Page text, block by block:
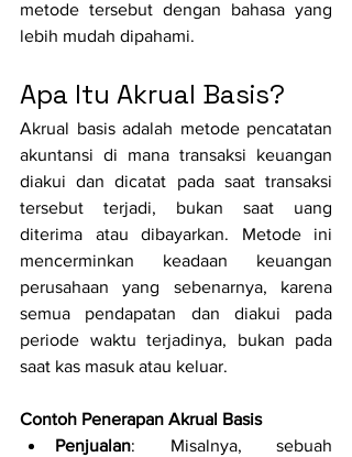
metode tersebut dengan bahasa yang
lebih mudah dipahami.
Apa Itu Akrual Basis?
Akrual basis adalah metode pencatatan
akuntansi di mana transaksi keuangan
diakui dan dicatat pada saat transaksi
tersebut terjadi, bukan saat uang
diterima atau dibayarkan. Metode ini
mencerminkan keadaan keuangan
perusahaan yang sebenarnya, karena
semua pendapatan dan diakui pada
periode waktu terjadinya, bukan pada
saat kas masuk atau keluar.
Contoh Penerapan Akrual Basis
Penjualan: Misalnya, sebuah